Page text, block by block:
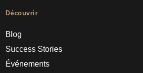
Découvrir
Blog
Success Stories
Événements